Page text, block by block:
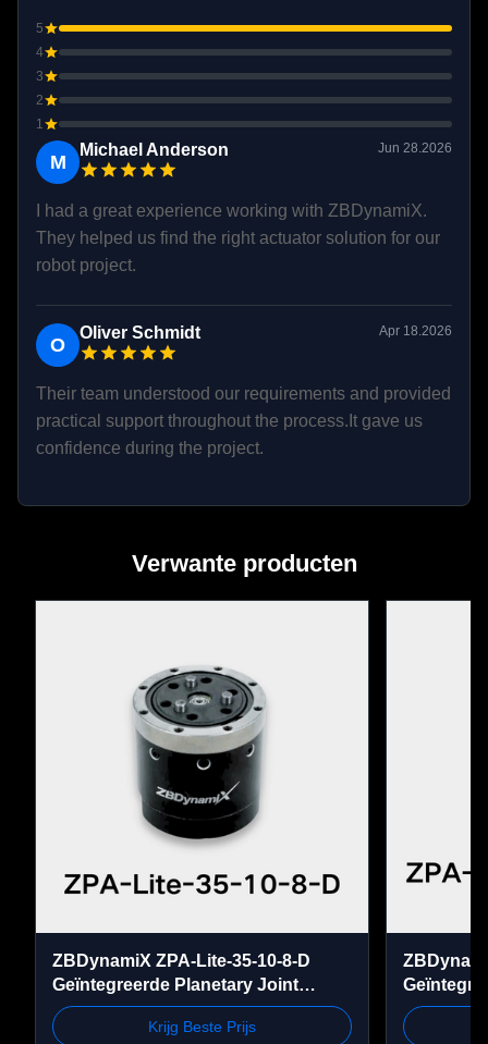
Fase-inductiviteit 0.41 mH
Moment van traagheid 15.622 kg·mm2
Soort van belasting
Koelmethode IC410
Isolatie klasse
Dielectrische sterkte 500V 1kHz 1A 1ms
Isolatieweerstand 100MΩ 20°C
Bescherming tegen
overspanning
5
4
3
2
1
M
Michael Anderson Jun 28.2026
I had a great experience working with ZBDynamiX.
They helped us find the right actuator solution for our
robot project.
O
Oliver Schmidt Apr 18.2026
Their team understood our requirements and provided
practical support throughout the process.It gave us
confidence during the project.
Verwante producten
ZBDynamiX ZPA-Lite-35-10-8-D
Geïntegreerde Planetary Joint
Actuator 5 Nm Peak Torque, 300
rpm, OD46 mmKrijg Beste Prijs
Actuator
rpm,